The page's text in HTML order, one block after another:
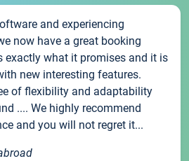
and experiencing
now have a great booking
exactly what it promises and it is
new interesting features.
of flexibility and adaptability
.... We highly recommend
and you will not regret it...